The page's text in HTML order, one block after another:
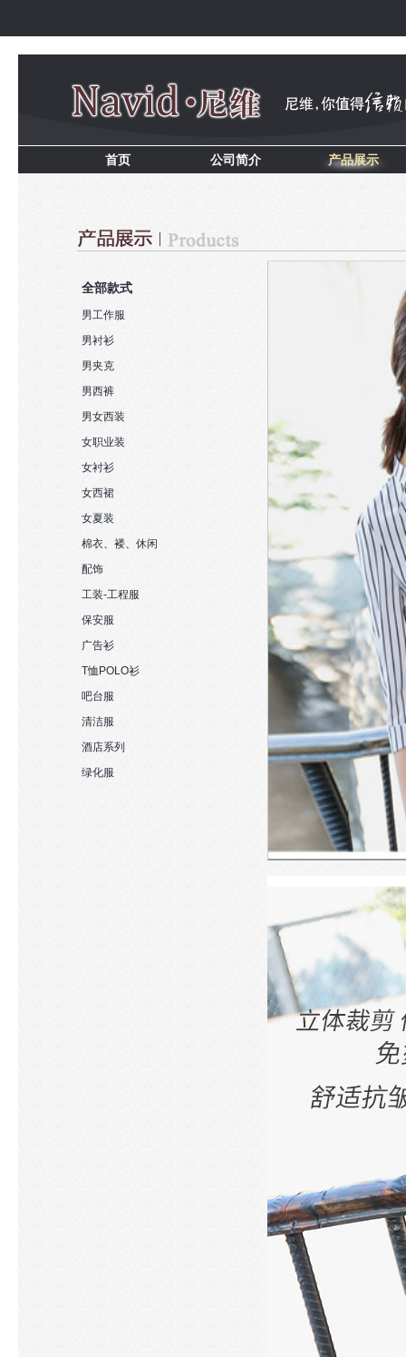
首页 公司简介 产品展示
全部款式
男工作服
男衬衫
男夹克
男西裤
男女西装
女职业装
女衬衫
女西裙
女夏装
棉衣、褛、休闲
配饰
工装-工程服
保安服
广告衫
T恤POLO衫
吧台服
清洁服
酒店系列
绿化服